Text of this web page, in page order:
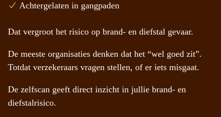
Achtergelaten in gangpaden
Dat vergroot het risico op brand- en diefstal gevaar.
De meeste organisaties denken dat het “wel goed zit”.
Totdat verzekeraars vragen stellen, of er iets misgaat.
De zelfscan geeft direct inzicht in jullie brand- en
diefstalrisico.